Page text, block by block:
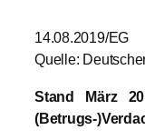
14.08.2019/EG
Quelle:
Stand März
(Betrugs-